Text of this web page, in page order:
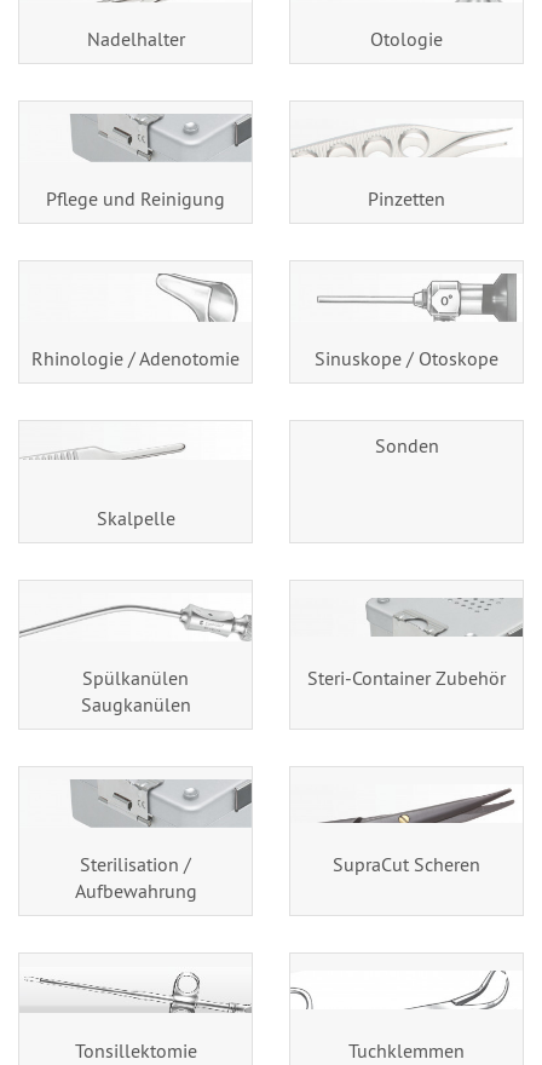
Nadelhalter Otologie
Pflege und Reinigung Pinzetten
Rhinologie / Adenotomie Sinuskope / Otoskope
Skalpelle
Sonden
Spülkanülen
Saugkanülen
Steri-Container Zubehör
Sterilisation /
Aufbewahrung
SupraCut Scheren
Tonsillektomie Tuchklemmen